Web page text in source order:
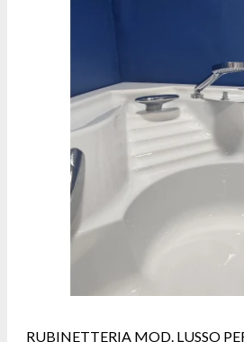
RUBINETTERIA MOD. LUSSO